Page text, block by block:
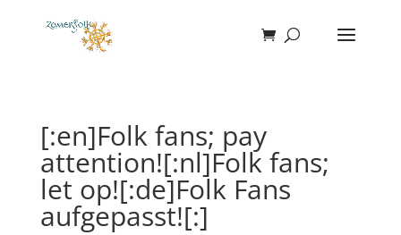
[:en]Folk fans; pay
attention![:nl]Folk fans;
let op![:de]Folk Fans
aufgepasst![:]